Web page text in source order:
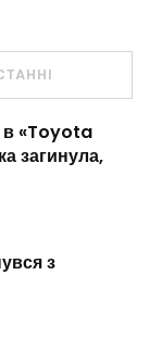
в «Toyota
загинула,
з